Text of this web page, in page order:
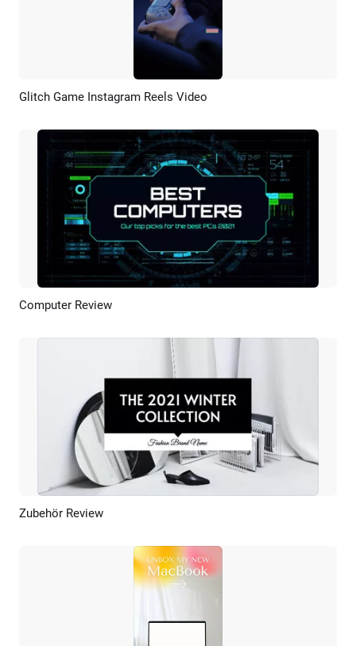
Vorschau KI Erstellen
Glitch Game Instagram Reels Video
Computer Review
Zubehör Review